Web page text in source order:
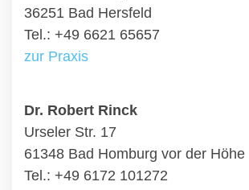
36251 Bad Hersfeld
Tel.: +49 6621 65657
zur Praxis
Dr. Robert Rinck
Urseler Str. 17
61348 Bad Homburg vor der Höhe
Tel.: +49 6172 101272